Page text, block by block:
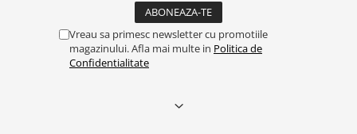
Vreau sa primesc newsletter cu promotiile
magazinului. Afla mai multe in Politica de
Confidentialitate